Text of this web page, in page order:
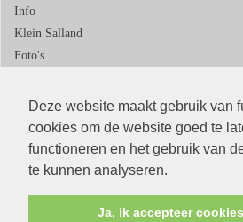
Deze website maakt gebruik van
cookies om de website goed te
functioneren en het gebruik van
te kunnen analyseren.
Ja, ik accepteer cookies
Info
Klein Salland
Foto's